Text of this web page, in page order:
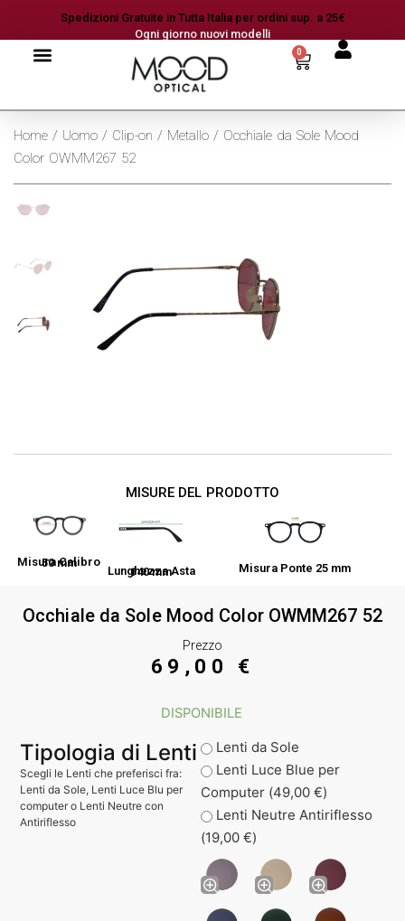
Spedizioni Gratuite in Tutta Italia per ordini sup. a 25€
Ogni giorno nuovi modelli
0
Home / Uomo / Clip-on / Metallo / Occhiale da Sole Mood
Color OWMM267 52
MISURE DEL PRODOTTO
Misura Calibro 50 mm
Lunghezza Asta 140 mm Misura Ponte 25 mm
Occhiale da Sole Mood Color OWMM267 52
Prezzo
69,00 €
DISPONIBILE
Tipologia di Lenti
Scegli le Lenti che preferisci fra:
Lenti da Sole, Lenti Luce Blu per
computer o Lenti Neutre con
Antiriflesso
Lenti da Sole
Lenti Luce Blue per
Computer (49,00 €)
Lenti Neutre Antiriflesso
(19,00 €)